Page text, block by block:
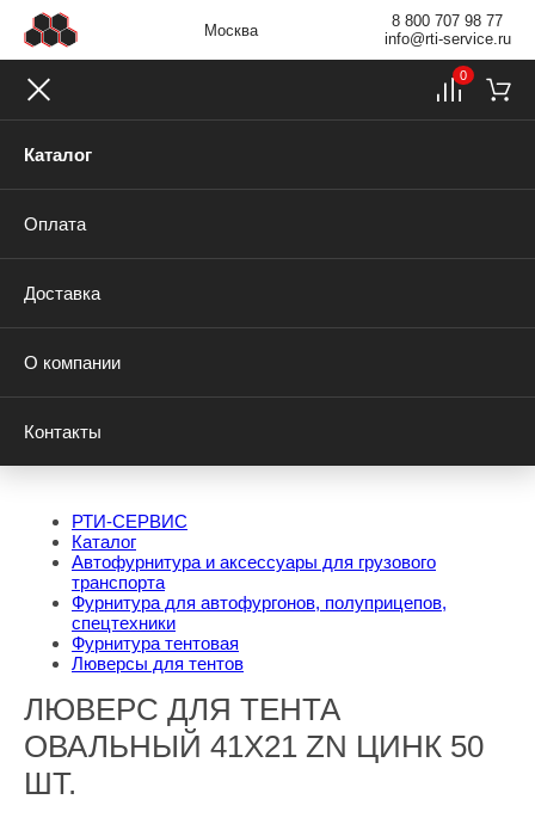
Москва
8 800 707 98 77
info@rti-service.ru
Каталог
Оплата
Доставка
О компании
Контакты
0
РТИ-СЕРВИС
Каталог
Автофурнитура и аксессуары для грузового
транспорта
Фурнитура для автофургонов, полуприцепов,
спецтехники
Фурнитура тентовая
Люверсы для тентов
ЛЮВЕРС ДЛЯ ТЕНТА
ОВАЛЬНЫЙ 41Х21 ZN ЦИНК 50
ШТ.